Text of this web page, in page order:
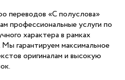
переводов «С полуслова»
профессиональные услуги по
характера в рамках
гарантируем максимальное
оригиналам и высокую